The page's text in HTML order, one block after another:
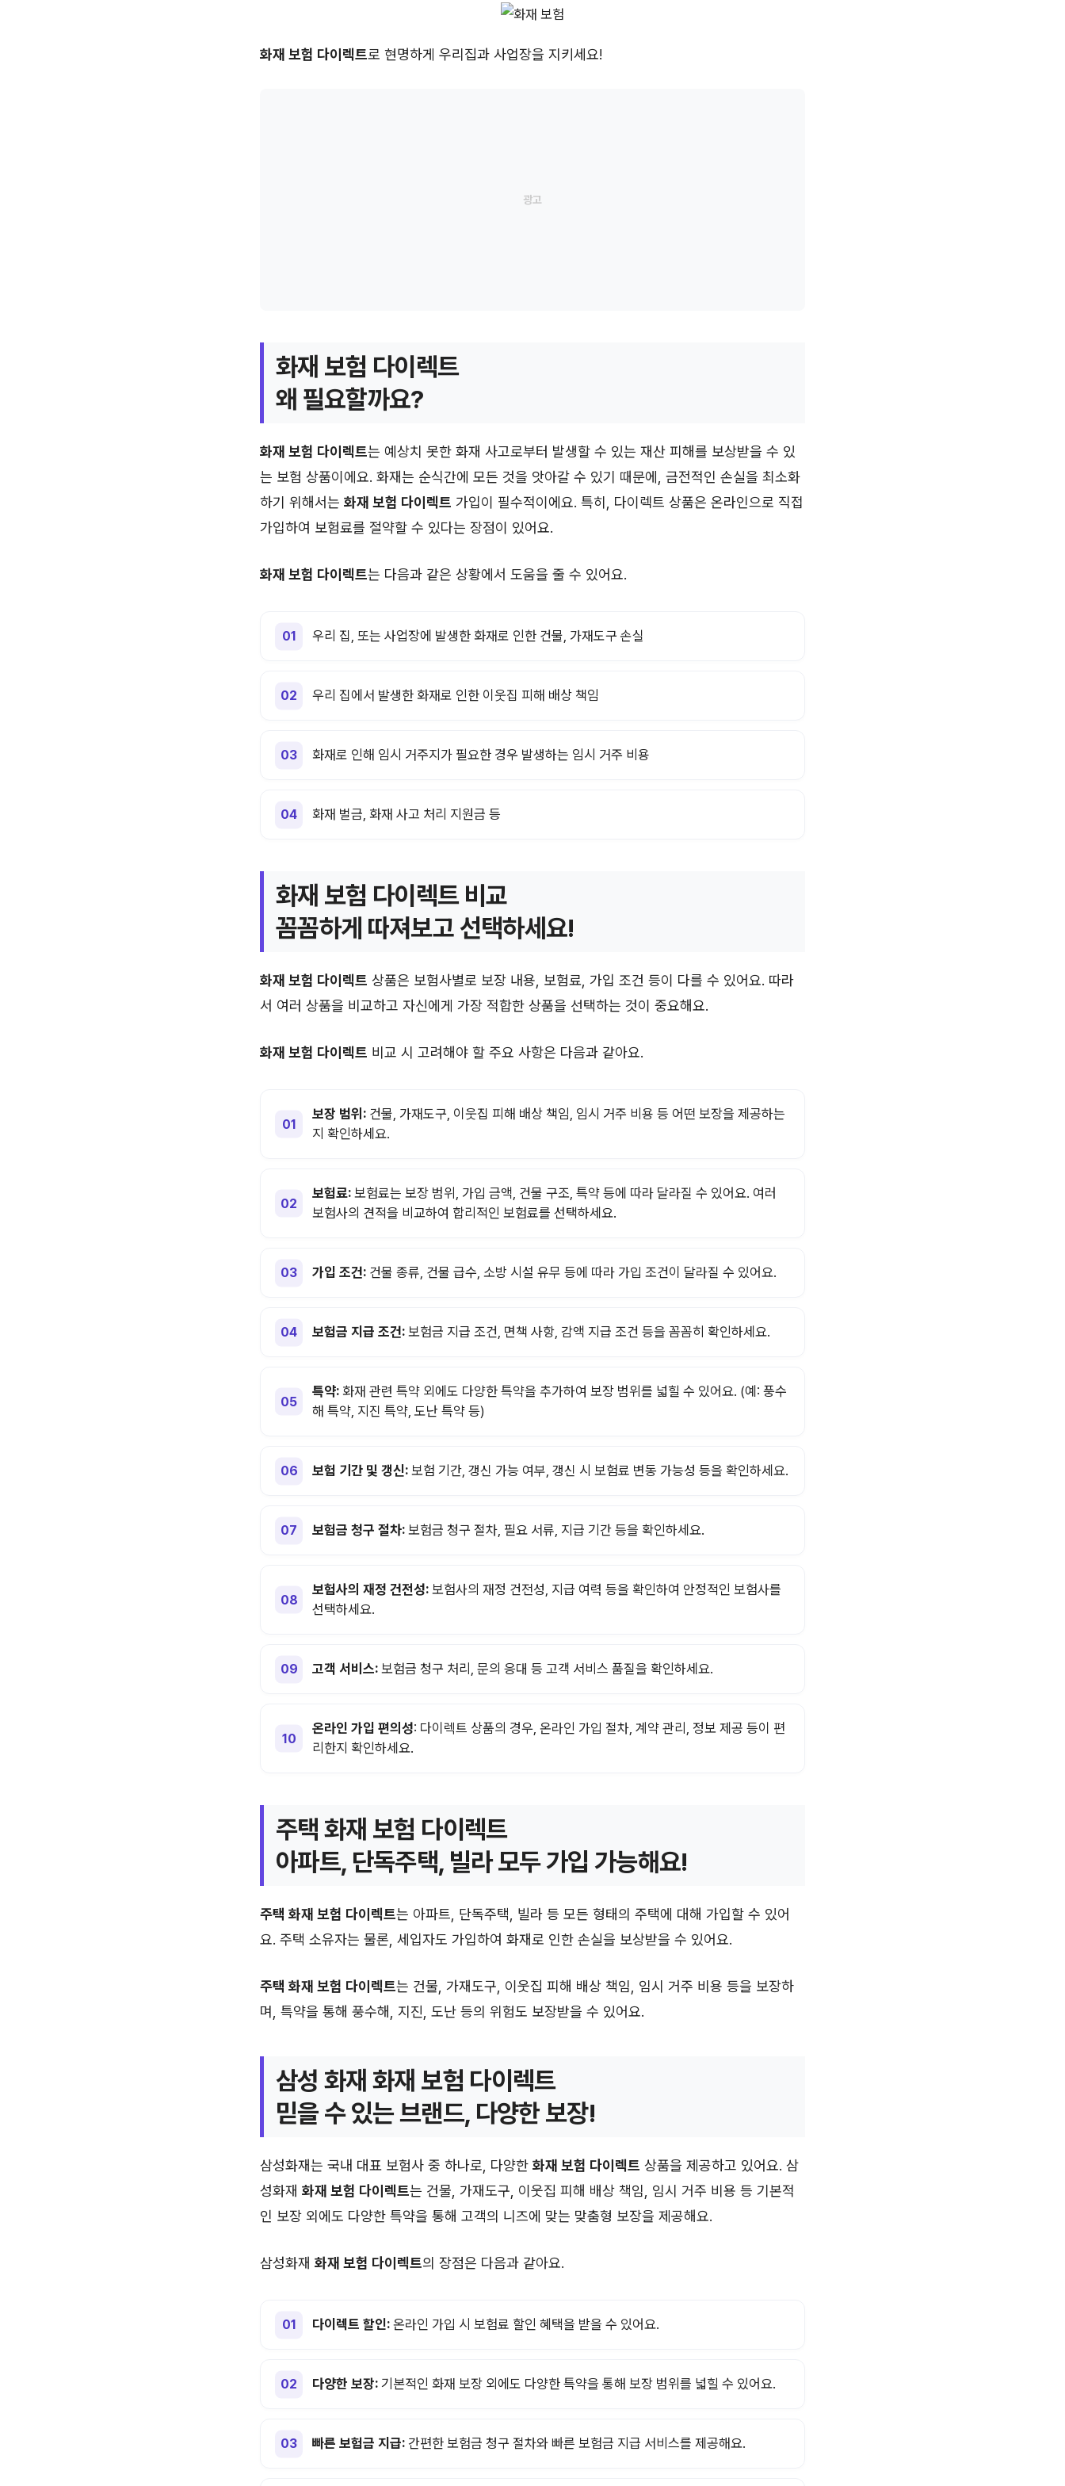
화재 보험 다이렉트로 현명하게 우리집과 사업장을 지키세요!
화재 보험 다이렉트
왜 필요할까요?
화재 보험 다이렉트는 예상치 못한 화재 사고로부터 발생할 수 있는 재산 피해를 보상받을 수 있
는 보험 상품이에요. 화재는 순식간에 모든 것을 앗아갈 수 있기 때문에, 금전적인 손실을 최소화
하기 위해서는 화재 보험 다이렉트 가입이 필수적이에요. 특히, 다이렉트 상품은 온라인으로 직접
가입하여 보험료를 절약할 수 있다는 장점이 있어요.
화재 보험 다이렉트는 다음과 같은 상황에서 도움을 줄 수 있어요.
우리 집, 또는 사업장에 발생한 화재로 인한 건물, 가재도구 손실
우리 집에서 발생한 화재로 인한 이웃집 피해 배상 책임
화재로 인해 임시 거주지가 필요한 경우 발생하는 임시 거주 비용
화재 벌금, 화재 사고 처리 지원금 등
화재 보험 다이렉트 비교
꼼꼼하게 따져보고 선택하세요!
화재 보험 다이렉트 상품은 보험사별로 보장 내용, 보험료, 가입 조건 등이 다를 수 있어요. 따라
서 여러 상품을 비교하고 자신에게 가장 적합한 상품을 선택하는 것이 중요해요.
화재 보험 다이렉트 비교 시 고려해야 할 주요 사항은 다음과 같아요.
보장 범위: 건물, 가재도구, 이웃집 피해 배상 책임, 임시 거주 비용 등 어떤 보장을 제공하는
지 확인하세요.
보험료: 보험료는 보장 범위, 가입 금액, 건물 구조, 특약 등에 따라 달라질 수 있어요. 여러
보험사의 견적을 비교하여 합리적인 보험료를 선택하세요.
가입 조건: 건물 종류, 건물 급수, 소방 시설 유무 등에 따라 가입 조건이 달라질 수 있어요.
보험금 지급 조건: 보험금 지급 조건, 면책 사항, 감액 지급 조건 등을 꼼꼼히 확인하세요.
특약: 화재 관련 특약 외에도 다양한 특약을 추가하여 보장 범위를 넓힐 수 있어요. (예: 풍수
해 특약, 지진 특약, 도난 특약 등)
보험 기간 및 갱신: 보험 기간, 갱신 가능 여부, 갱신 시 보험료 변동 가능성 등을 확인하세요.
보험금 청구 절차: 보험금 청구 절차, 필요 서류, 지급 기간 등을 확인하세요.
보험사의 재정 건전성: 보험사의 재정 건전성, 지급 여력 등을 확인하여 안정적인 보험사를
선택하세요.
고객 서비스: 보험금 청구 처리, 문의 응대 등 고객 서비스 품질을 확인하세요.
온라인 가입 편의성: 다이렉트 상품의 경우, 온라인 가입 절차, 계약 관리, 정보 제공 등이 편
리한지 확인하세요.
주택 화재 보험 다이렉트
아파트, 단독주택, 빌라 모두 가입 가능해요!
주택 화재 보험 다이렉트는 아파트, 단독주택, 빌라 등 모든 형태의 주택에 대해 가입할 수 있어
요. 주택 소유자는 물론, 세입자도 가입하여 화재로 인한 손실을 보상받을 수 있어요.
주택 화재 보험 다이렉트는 건물, 가재도구, 이웃집 피해 배상 책임, 임시 거주 비용 등을 보장하
며, 특약을 통해 풍수해, 지진, 도난 등의 위험도 보장받을 수 있어요.
삼성 화재 화재 보험 다이렉트
믿을 수 있는 브랜드, 다양한 보장!
삼성화재는 국내 대표 보험사 중 하나로, 다양한 화재 보험 다이렉트 상품을 제공하고 있어요. 삼
성화재 화재 보험 다이렉트는 건물, 가재도구, 이웃집 피해 배상 책임, 임시 거주 비용 등 기본적
인 보장 외에도 다양한 특약을 통해 고객의 니즈에 맞는 맞춤형 보장을 제공해요.
삼성화재 화재 보험 다이렉트의 장점은 다음과 같아요.
다이렉트 할인: 온라인 가입 시 보험료 할인 혜택을 받을 수 있어요.
다양한 보장: 기본적인 화재 보장 외에도 다양한 특약을 통해 보장 범위를 넓힐 수 있어요.
빠른 보험금 지급: 간편한 보험금 청구 절차와 빠른 보험금 지급 서비스를 제공해요.